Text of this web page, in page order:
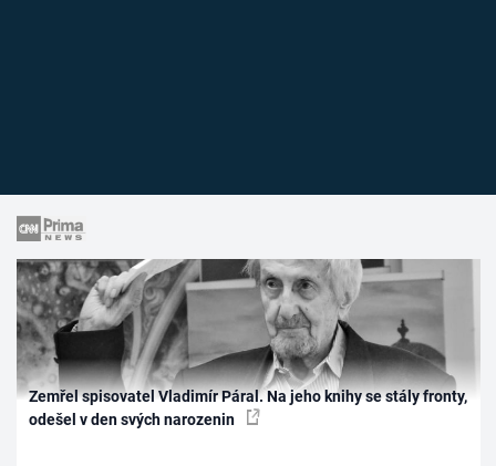
Zemřel spisovatel Vladimír Páral. Na jeho knihy se stály fronty,
odešel v den svých narozenin